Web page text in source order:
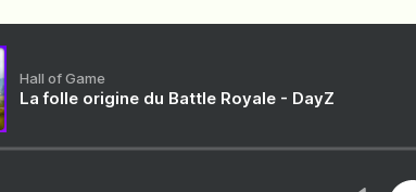
Hall of Game
La folle origine du Battle Royale - DayZ